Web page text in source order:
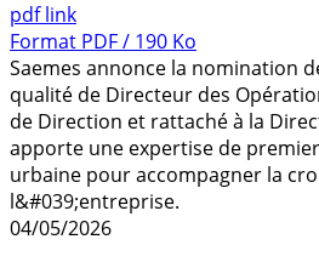
pdf link
Format PDF / 190 Ko
Saemes annonce la nomination
qualité de Directeur des
de Direction et rattaché à la
apporte une expertise de
urbaine pour accompagner la
l&#039;entreprise.
04/05/2026